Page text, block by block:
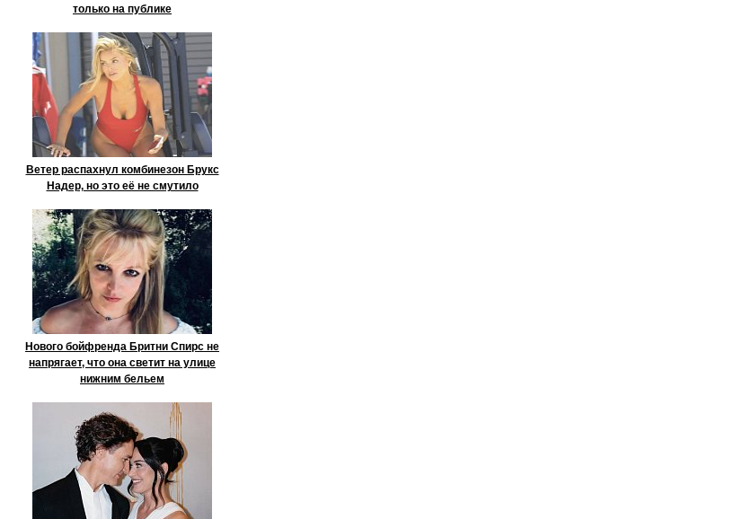
только на публике
Ветер распахнул комбинезон Брукс
Надер, но это её не смутило
Нового бойфренда Бритни Спирс не
напрягает, что она светит на улице
нижним бельем